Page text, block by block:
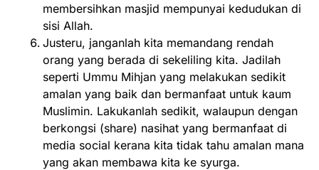
membersihkan masjid mempunyai kedudukan di
sisi Allah.
Justeru, janganlah kita memandang rendah
orang yang berada di sekeliling kita. Jadilah
seperti Ummu Mihjan yang melakukan sedikit
amalan yang baik dan bermanfaat untuk kaum
Muslimin. Lakukanlah sedikit, walaupun dengan
berkongsi (share) nasihat yang bermanfaat di
media social kerana kita tidak tahu amalan mana
yang akan membawa kita ke syurga.